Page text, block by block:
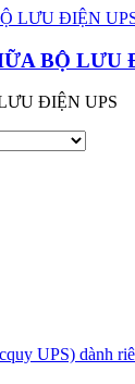
BỘ LƯU
ĐIỆN UPS
UPS) dành